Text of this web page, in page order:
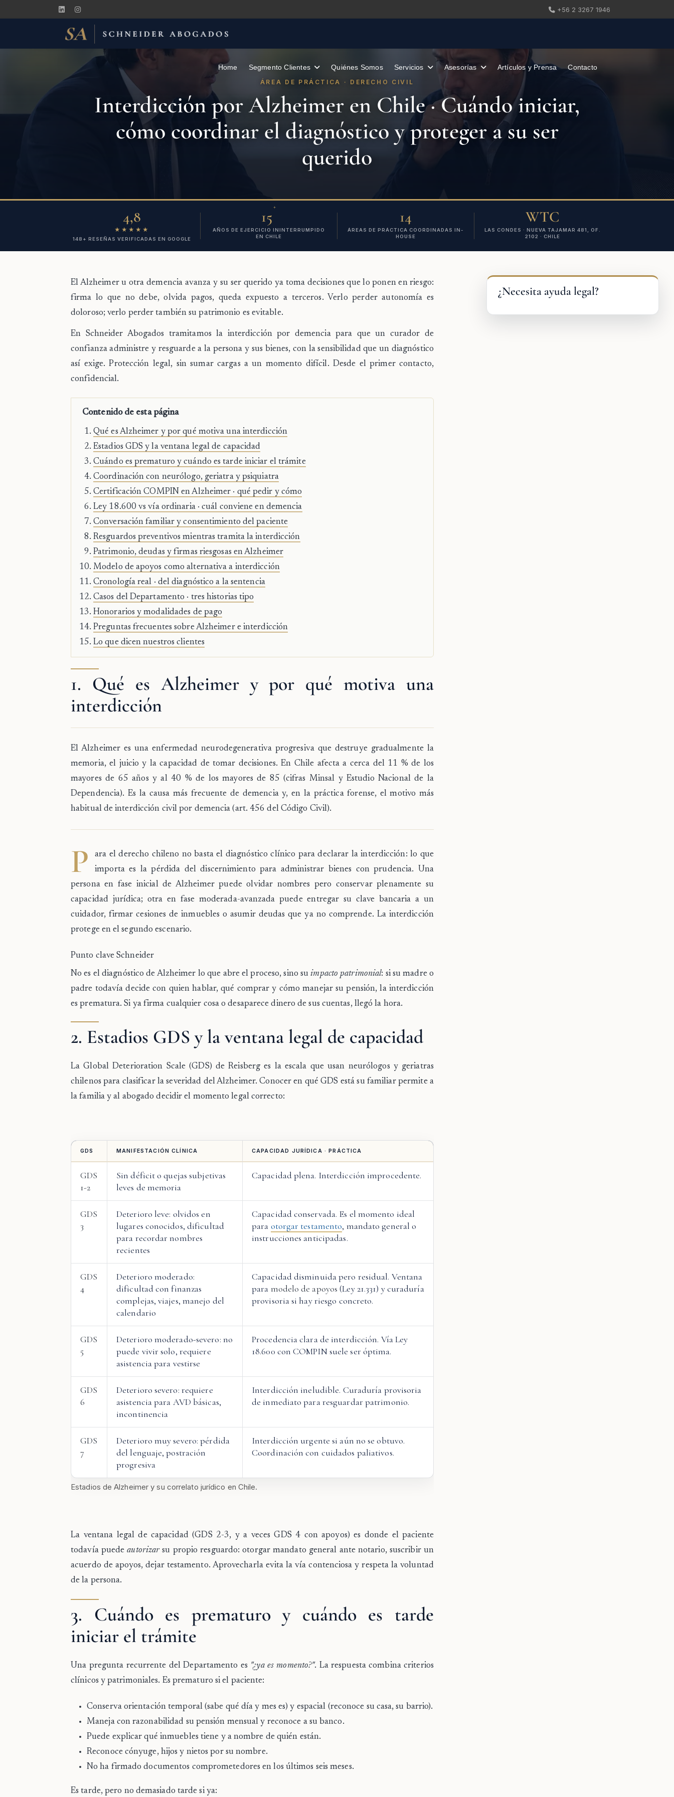
+56 2 3267 1946
Home Segmento Clientes Quiénes Somos Asesorías Artículos y Prensa Contacto
ÁREA DE PRÁCTICA · DERECHO CIVIL
Interdicción por Alzheimer en Chile · Cuándo iniciar,
cómo coordinar el diagnóstico y proteger a su ser
querido
4,8
★★★★★
148+ RESEÑAS VERIFICADAS EN GOOGLE
15
+
AÑOS DE EJERCICIO ININTERRUMPIDO
EN CHILE
14
ÁREAS DE PRÁCTICA COORDINADAS IN-
HOUSE
WTC
LAS CONDES · NUEVA TAJAMAR 481, OF.
2102 · CHILE
El Alzheimer u otra demencia avanza y su ser querido ya toma decisiones que lo ponen en riesgo:
firma lo que no debe, olvida pagos, queda expuesto a terceros. Verlo perder autonomía es
doloroso; verlo perder también su patrimonio es evitable.
En Schneider Abogados tramitamos la interdicción por demencia para que un curador de
confianza administre y resguarde a la persona y sus bienes, con la sensibilidad que un diagnóstico
así exige. Protección legal, sin sumar cargas a un momento difícil. Desde el primer contacto,
confidencial.
Contenido de esta página
Qué es Alzheimer y por qué motiva una interdicción
Estadios GDS y la ventana legal de capacidad
Cuándo es prematuro y cuándo es tarde iniciar el trámite
Coordinación con neurólogo, geriatra y psiquiatra
Certificación COMPIN en Alzheimer · qué pedir y cómo
Ley 18.600 vs vía ordinaria · cuál conviene en demencia
Conversación familiar y consentimiento del paciente
Resguardos preventivos mientras tramita la interdicción
Patrimonio, deudas y firmas riesgosas en Alzheimer
Modelo de apoyos como alternativa a interdicción
Cronología real · del diagnóstico a la sentencia
Casos del Departamento · tres historias tipo
Honorarios y modalidades de pago
Preguntas frecuentes sobre Alzheimer e interdicción
Lo que dicen nuestros clientes
1. Qué es Alzheimer y por qué motiva una
interdicción
ElAlzheimer es una enfermedad neurodegenerativa progresiva que destruye gradualmente la
memoria, el juicio y la capacidad de tomar decisiones. En Chile afecta a cerca del 11 %de los
mayores de 65 años y al40 %de los mayores de 85 (cifras Minsal y Estudio Nacional de la
Dependencia). Es la causa más frecuente de demencia y, en la práctica forense, el motivo más
habitual de interdicción civil por demencia (art. 456 del Código Civil).
P
ara el derecho chileno no basta el diagnóstico clínico para declarar la interdicción: lo que
importa es la pérdida del discernimiento para administrar bienes con prudencia. Una
persona en fase inicial de Alzheimer puede olvidar nombres pero conservar plenamente su
capacidad jurídica; otra en fase moderada-avanzada puede entregar su clave bancaria a un
cuidador, firmar cesiones de inmuebles o asumir deudas que ya no comprende. La interdicción
protege en el segundo escenario.
Punto clave Schneider
No es el diagnóstico de Alzheimer lo que abre el proceso, sino suimpacto patrimonial: si su madre o
padre todavía decide con quien hablar, qué comprar y cómo manejar su pensión, la interdicción
es prematura. Si ya firma cualquier cosa o desaparece dinero de sus cuentas, llegó la hora.
2. Estadios GDS y la ventana legal de capacidad
LaGlobal Deterioration Scale (GDS) de Reisberg es la escala que usan neurólogos y geriatras
chilenos para clasificar la severidad del Alzheimer. Conocer en qué GDS está su familiar permite a
la familia y al abogado decidir el momento legal correcto:
Estadios de Alzheimer y su correlato jurídico en Chile.
GDS MANIFESTACIÓN CLÍNICA CAPACIDAD JURÍDICA · PRÁCTICA
GDS
1-2
Sin déficit o quejas subjetivas
leves de memoria
Capacidad plena. Interdicción improcedente.
GDS
3
Deterioro leve: olvidos en
lugares conocidos, dificultad
para recordar nombres
recientes
Capacidad conservada. Es el momento ideal
para otorgar testamento, mandato general o
instrucciones anticipadas.
GDS
4
Deterioro moderado:
dificultad con finanzas
complejas, viajes, manejo del
calendario
Capacidad disminuida pero residual. Ventana
para modelo de apoyos (Ley 21.331) y curaduría
provisoria si hay riesgo concreto.
GDS
5
Deterioro moderado-severo: no
puede vivir solo, requiere
asistencia para vestirse
Procedencia clara de interdicción. Vía Ley
18.600 con COMPIN suele ser óptima.
GDS
6
Deterioro severo: requiere
asistencia para AVD básicas,
incontinencia
Interdicción ineludible. Curaduría provisoria
de inmediato para resguardar patrimonio.
GDS
7
Deterioro muy severo: pérdida
del lenguaje, postración
progresiva
Interdicción urgente si aún no se obtuvo.
Coordinación con cuidados paliativos.
La ventana legal de capacidad (GDS 2-3, y a veces GDS 4 con apoyos) es donde el paciente
todavía puedeautorizarsu propio resguardo: otorgar mandato general ante notario, suscribir un
acuerdo de apoyos, dejar testamento. Aprovecharla evita la vía contenciosa y respeta la voluntad
de la persona.
3. Cuándo es prematuro y cuándo es tarde
iniciar el trámite
Una pregunta recurrente del Departamento es "¿ya es momento?". La respuesta combina criterios
clínicos y patrimoniales. Es prematuro si el paciente:
Conserva orientación temporal (sabe qué día y mes es) y espacial (reconoce su casa, su barrio).
Maneja con razonabilidad su pensión mensual y reconoce a su banco.
Puede explicar qué inmuebles tiene y a nombre de quién están.
Reconoce cónyuge, hijos y nietos por su nombre.
No ha firmado documentos comprometedores en los últimos seis meses.
Estarde, pero no demasiado tarde si ya:
¿Necesita ayuda legal?